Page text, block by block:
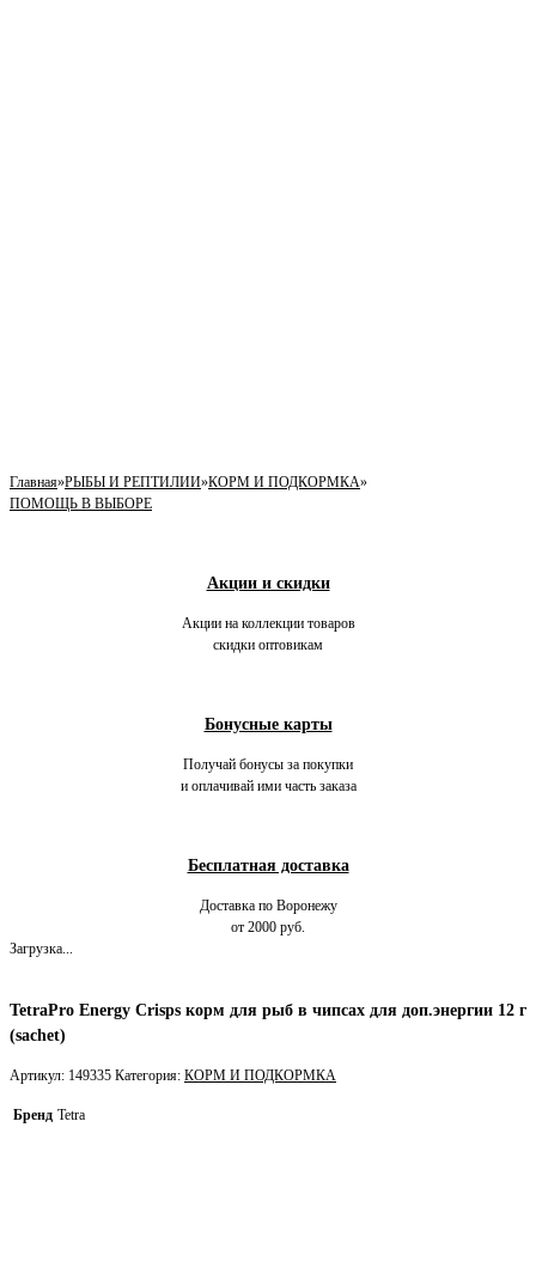
Главная»РЫБЫ И РЕПТИЛИИ»КОРМ И ПОДКОРМКА»
ПОМОЩЬ В ВЫБОРЕ
Акции и скидки
Акции на коллекции товаров
скидки оптовикам
Бонусные карты
Получай бонусы за покупки
и оплачивай ими часть заказа
Бесплатная доставка
Доставка по Воронежу
от 2000 руб.
Загрузка...
TetraPro Energy Crisps корм для рыб в чипсах для доп.энергии 12 г
(sachet)
Артикул: 149335 Категория: КОРМ И ПОДКОРМКА
Бренд Tetra